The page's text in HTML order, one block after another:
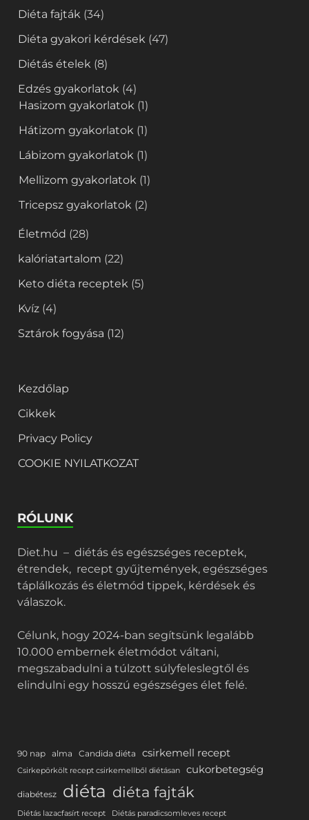
Diéta fajták (34)
Diéta gyakori kérdések (47)
Diétás ételek (8)
Edzés gyakorlatok (4)
Hasizom gyakorlatok (1)
Hátizom gyakorlatok (1)
Lábizom gyakorlatok (1)
Mellizom gyakorlatok (1)
Tricepsz gyakorlatok (2)
Életmód (28)
kalóriatartalom (22)
Keto diéta receptek (5)
Kvíz (4)
Sztárok fogyása (12)
Kezdőlap
Cikkek
Privacy Policy
COOKIE NYILATKOZAT
RÓLUNK
Diet.hu – diétás és egészséges receptek,
étrendek, recept gyűjtemények, egészséges
táplálkozás és életmód tippek, kérdések és
válaszok.
Célunk, hogy 2024-ban segítsünk legalább
10.000 embernek életmódot váltani,
megszabadulni a túlzott súlyfeleslegtől és
elindulni egy hosszú egészséges élet felé.
90 nap alma Candida diéta csirkemell recept
Csirkepörkölt recept csirkemellből diétásan cukorbetegség
diabétesz diéta diéta fajták
Diétás lazacfasírt recept Diétás paradicsomleves recept